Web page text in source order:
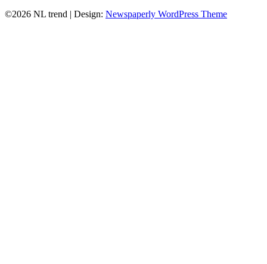
©2026 NL trend | Design: Newspaperly WordPress Theme